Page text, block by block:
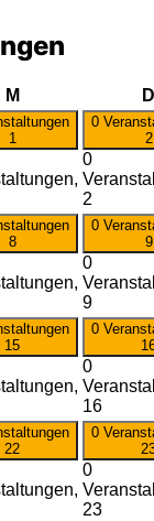
MMittwoch D
1
0
2
0
2
8
0
9
0
9
15
0
0
16
22
0
0
23